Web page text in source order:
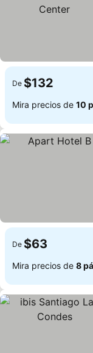
De $132
Mira precios de 10
De $63
Mira precios de 8